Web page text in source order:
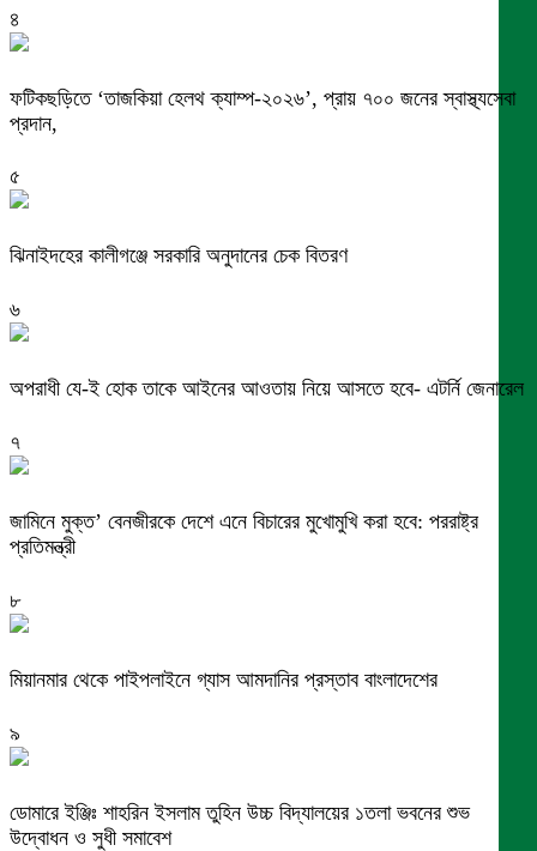
৪
ফটিকছড়িতে ‘তাজকিয়া হেলথ ক্যাম্প-২০২৬’, প্রায় ৭০০ জনের স্বাস্থ্যসেবা
প্রদান,
৫
ঝিনাইদহের কালীগঞ্জে সরকারি অনুদানের চেক বিতরণ
৬
অপরাধী যে-ই হোক তাকে আইনের আওতায় নিয়ে আসতে হবে- এটর্নি জেনারেল
৭
জামিনে মুক্ত’ বেনজীরকে দেশে এনে বিচারের মুখোমুখি করা হবে: পররাষ্ট্র
প্রতিমন্ত্রী
৮
মিয়ানমার থেকে পাইপলাইনে গ্যাস আমদানির প্রস্তাব বাংলাদেশের
৯
ডোমারে ইঞ্জিঃ শাহরিন ইসলাম তুহিন উচ্চ বিদ্যালয়ের ১তলা ভবনের শুভ
উদ্বোধন ও সুধী সমাবেশ